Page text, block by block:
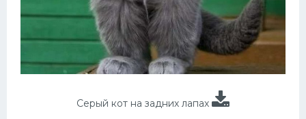
Серый кот на задних лапах